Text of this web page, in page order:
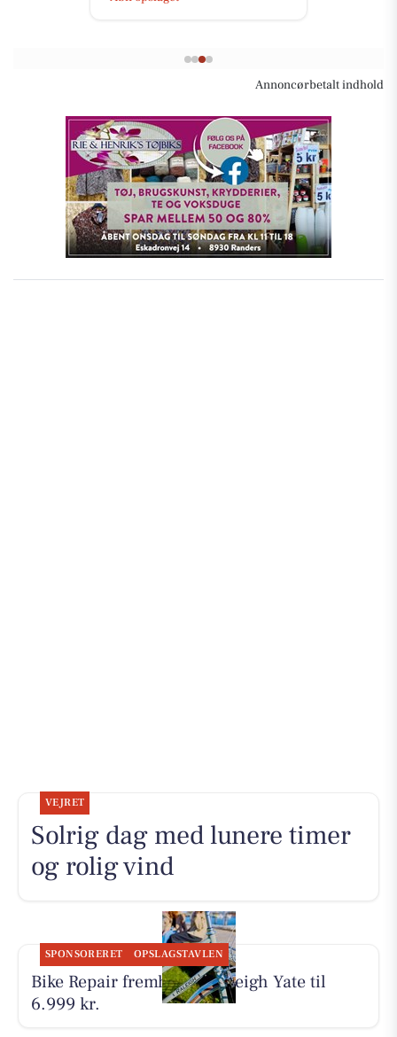
Annoncørbetalt indhold
VEJRET
Solrig dag med lunere timer
og rolig vind
SPONSORERET OPSLAGSTAVLEN
Bike Repair fremhæver Raleigh Yate til
6.999 kr.